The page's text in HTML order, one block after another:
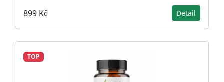
899 Kč Detail
TOP